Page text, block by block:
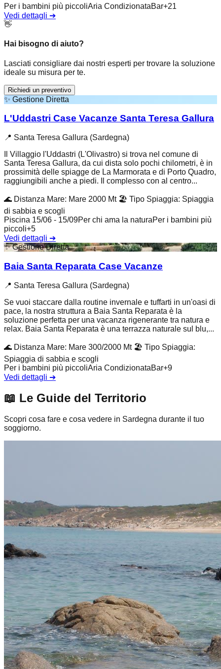
Per i bambini più piccoliAria CondizionataBar+21
Vedi dettagli ➔
👋
Hai bisogno di aiuto?
Lasciati consigliare dai nostri esperti per trovare la soluzione
ideale su misura per te.
Richiedi un preventivo
✨ Gestione Diretta
L'Uddastri Case Vacanze Santa Teresa Gallura
📍 Santa Teresa Gallura (Sardegna)
Il Villaggio l'Uddastri (L'Olivastro) si trova nel comune di
Santa Teresa Gallura, da cui dista solo pochi chilometri, è in
prossimità delle spiagge de La Marmorata e di Porto Quadro,
raggiungibili anche a piedi. Il complesso con al centro...
🌊 Distanza Mare: Mare 2000 Mt 🏖️ Tipo Spiaggia: Spiaggia
di sabbia e scogli
Piscina 15/06 - 15/09Per chi ama la naturaPer i bambini più
piccoli+5
Vedi dettagli ➔
✨Gestione Diretta
Baia Santa Reparata Case Vacanze
📍 Santa Teresa Gallura (Sardegna)
Se vuoi staccare dalla routine invernale e tuffarti in un'oasi di
pace, la nostra struttura a Baia Santa Reparata è la
soluzione perfetta per una vacanza rigenerante tra natura e
relax. Baia Santa Reparata è una terrazza naturale sul blu,...
🌊 Distanza Mare: Mare 300/2000 Mt 🏖️ Tipo Spiaggia:
Spiaggia di sabbia e scogli
Per i bambini più piccoliAria CondizionataBar+9
Vedi dettagli ➔
📖 Le Guide del Territorio
Scopri cosa fare e cosa vedere in Sardegna durante il tuo
soggiorno.